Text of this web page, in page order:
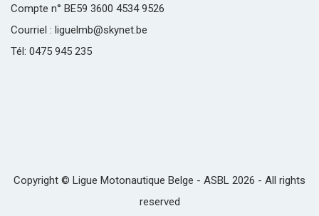
Compte n° BE59 3600 4534 9526
Courriel : liguelmb@skynet.be
Tél: 0475 945 235
Copyright © Ligue Motonautique Belge - ASBL 2026 - All rights
reserved